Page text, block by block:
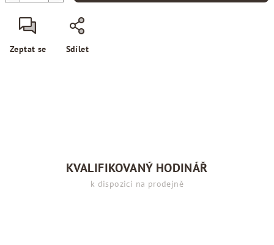
Zeptat se Sdílet
KVALIFIKOVANÝ HODINÁŘ
k dispozici na prodejně